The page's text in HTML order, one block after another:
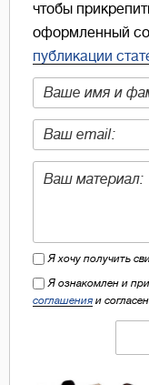
чтобы
оформленный
публикации
Я хочу получить
Я ознакомлен и
соглашения и